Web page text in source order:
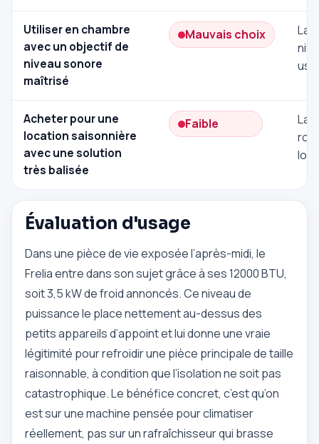
Utiliser en chambre
avec un objectif de
niveau sonore
maîtrisé
Mauvais choix
La
Acheter pour une
location saisonnière
avec une solution
très balisée
Faible
La
Évaluation d'usage
Dans une pièce de vie exposée l’après-midi, le
Frelia entre dans son sujet grâce à ses 12000 BTU,
soit 3,5 kW de froid annoncés. Ce niveau de
puissance le place nettement au-dessus des
petits appareils d’appoint et lui donne une vraie
légitimité pour refroidir une pièce principale de taille
raisonnable, à condition que l’isolation ne soit pas
catastrophique. Le bénéfice concret, c’est qu’on
est sur une machine pensée pour climatiser
réellement, pas sur un rafraîchisseur qui brasse